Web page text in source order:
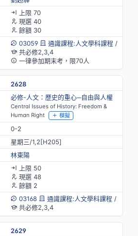
上限 70
現選 40
餘額 30
03059
通識課程:人文學科課程 /
共必修2,3,4
一律參加期末考，限70人
2628
必修-人文：歷史的重心─自由與人權
Central Issues of History: Freedom &
Human Right
模擬
0-2
星期三/1,2[H205]
林東陽
上限 50
現選 48
餘額 2
03168
通識課程:人文學科課程 /
共必修2,3,4
2629